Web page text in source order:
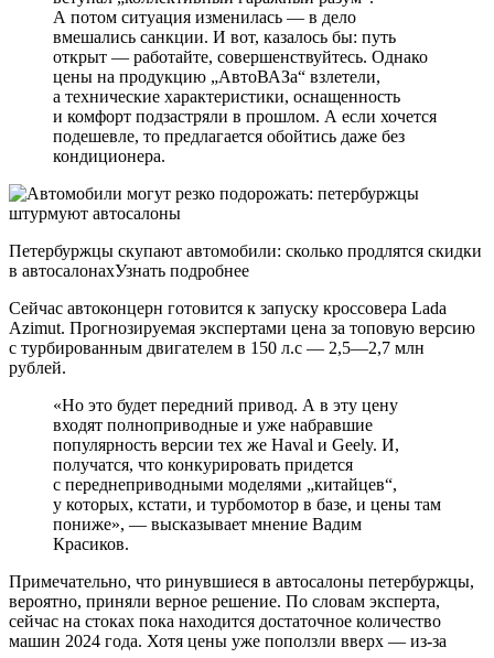
А потом ситуация изменилась — в дело
вмешались санкции. И вот, казалось бы: путь
открыт — работайте, совершенствуйтесь. Однако
цены на продукцию „АвтоВАЗа“ взлетели,
а технические характеристики, оснащенность
и комфорт подзастряли в прошлом. А если хочется
подешевле, то предлагается обойтись даже без
кондиционера.
Петербуржцы скупают автомобили: сколько продлятся скидки
в автосалонахУзнать подробнее
Сейчас автоконцерн готовится к запуску кроссовера Lada
Azimut. Прогнозируемая экспертами цена за топовую версию
с турбированным двигателем в 150 л.с — 2,5—2,7 млн
рублей.
«Но это будет передний привод. А в эту цену
входят полноприводные и уже набравшие
популярность версии тех же Haval и Geely. И,
получатся, что конкурировать придется
с переднеприводными моделями „китайцев“,
у которых, кстати, и турбомотор в базе, и цены там
пониже», — высказывает мнение Вадим
Красиков.
Примечательно, что ринувшиеся в автосалоны петербуржцы,
вероятно, приняли верное решение. По словам эксперта,
сейчас на стоках пока находится достаточное количество
машин 2024 года. Хотя цены уже поползли вверх — из-за